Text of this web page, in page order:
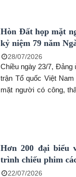
Nguyễn Ngọc Ánh -
Nam; ông Huỳnh Ngọc
tỉnh An Giang.
Hòn Đất họp mặt
kỷ niệm 79 năm
28/07/2026
Chiều ngày 23/7, Đảng
trận Tổ quốc Việt
mặt người có công,
Hơn 200 đại biểu
trình chiếu phim
22/07/2026